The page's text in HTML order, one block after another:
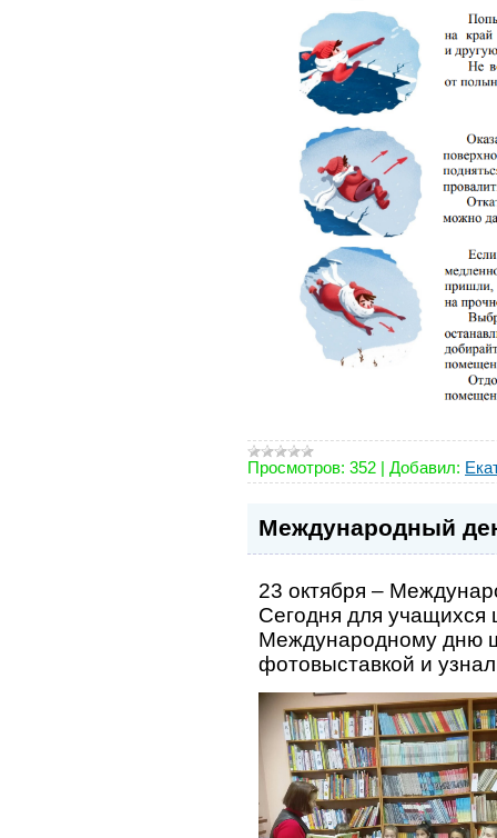
Просмотров: 352 | Добавил:
Международный
23 октября –
Сегодня для
Международному дню
фотовыставкой и